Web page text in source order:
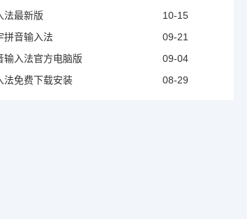
法最新版
10-15
拼音输入法
09-21
输入法官方电脑版
09-04
法免费下载安装 08-29